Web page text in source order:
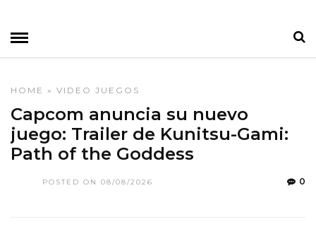
HOME » VIDEO JUEGOS
Capcom anuncia su nuevo
juego: Trailer de Kunitsu-Gami:
Path of the Goddess
POSTED ON 08/08/2026 0